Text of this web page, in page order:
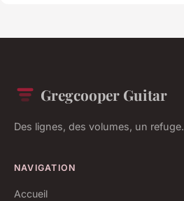
Gregcooper Guitar
Des lignes, des volumes, un refuge.
NAVIGATION
Accueil